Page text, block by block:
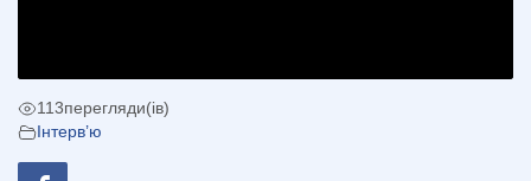
113перегляди(ів)
Інтерв’ю